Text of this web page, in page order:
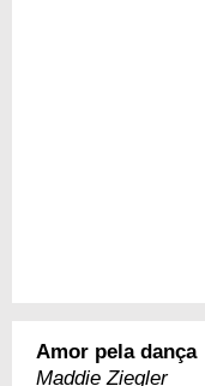
Amor pela dança
Maddie Ziegler